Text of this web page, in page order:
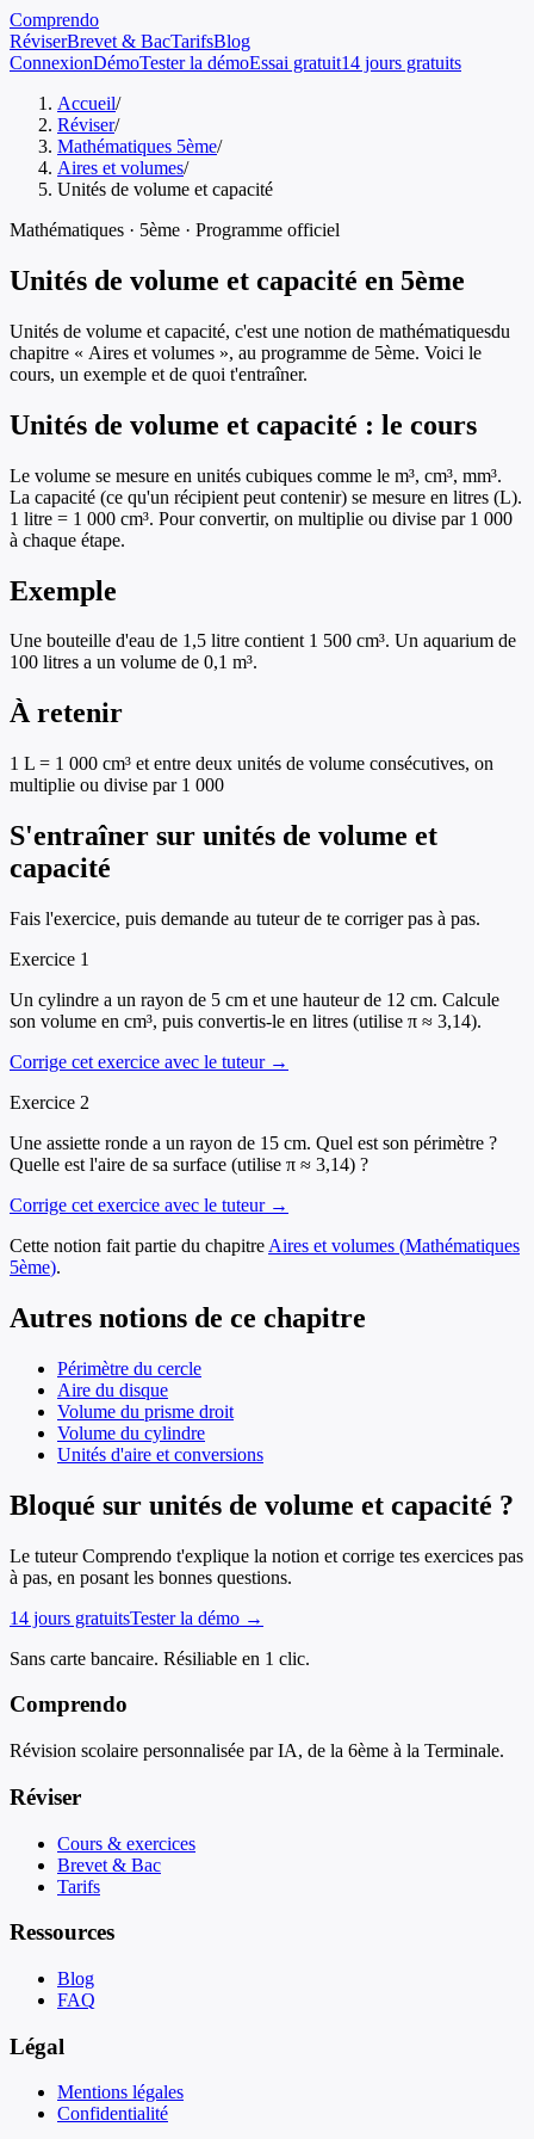
Comprendo
RéviserBrevet & BacTarifsBlog
ConnexionDémoTester la démoEssai gratuit14 jours gratuits
Accueil/
Réviser/
Mathématiques 5ème/
Aires et volumes/
Unités de volume et capacité
Mathématiques · 5ème · Programme officiel
Unités de volume et capacité en 5ème
Unités de volume et capacité, c'est une notion de mathématiquesdu
chapitre « Aires et volumes », au programme de 5ème. Voici le
cours, un exemple et de quoi t'entraîner.
Unités de volume et capacité : le cours
Le volume se mesure en unités cubiques comme le m³, cm³, mm³.
La capacité (ce qu'un récipient peut contenir) se mesure en litres (L).
1 litre = 1 000 cm³. Pour convertir, on multiplie ou divise par 1 000
à chaque étape.
Exemple
Une bouteille d'eau de 1,5 litre contient 1 500 cm³. Un aquarium de
100 litres a un volume de 0,1 m³.
À retenir
1 L = 1 000 cm³ et entre deux unités de volume consécutives, on
multiplie ou divise par 1 000
S'entraîner sur unités de volume et
capacité
Fais l'exercice, puis demande au tuteur de te corriger pas à pas.
Exercice 1
Un cylindre a un rayon de 5 cm et une hauteur de 12 cm. Calcule
son volume en cm³, puis convertis-le en litres (utilise π ≈ 3,14).
Corrige cet exercice avec le tuteur →
Exercice 2
Une assiette ronde a un rayon de 15 cm. Quel est son périmètre ?
Quelle est l'aire de sa surface (utilise π ≈ 3,14) ?
Corrige cet exercice avec le tuteur →
Cette notion fait partie du chapitre Aires et volumes (Mathématiques
5ème).
Autres notions de ce chapitre
Périmètre du cercle
Aire du disque
Volume du prisme droit
Volume du cylindre
Unités d'aire et conversions
Bloqué sur unités de volume et capacité ?
Le tuteur Comprendo t'explique la notion et corrige tes exercices pas
à pas, en posant les bonnes questions.
14 jours gratuitsTester la démo →
Sans carte bancaire. Résiliable en 1 clic.
Comprendo
Révision scolaire personnalisée par IA, de la 6ème à la Terminale.
Réviser
Cours & exercices
Brevet & Bac
Tarifs
Ressources
Blog
FAQ
Légal
Mentions légales
Confidentialité